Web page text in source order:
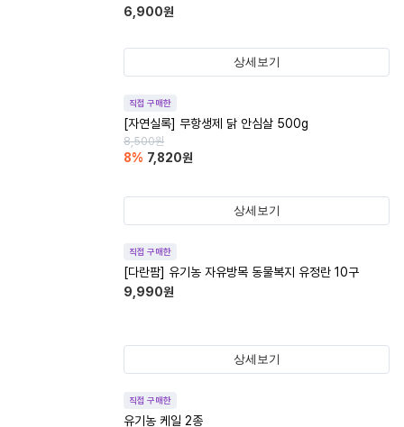
6,900원
상세보기
직접 구매한
[자연실록] 무항생제 닭 안심살 500g
8,500원
8% 7,820원
상세보기
직접 구매한
[다란팜] 유기농 자유방목 동물복지 유정란 10구
9,990원
상세보기
직접 구매한
유기농 케일 2종